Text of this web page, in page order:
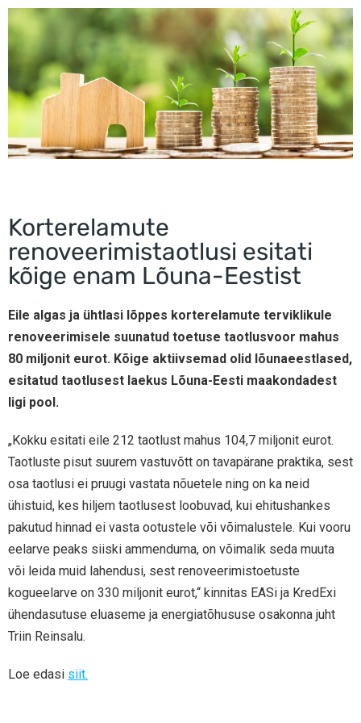
Korterelamute
renoveerimistaotlusi esitati
kõige enam Lõuna-Eestist
Eile algas ja ühtlasi lõppes korterelamute terviklikule
renoveerimisele suunatud toetuse taotlusvoor mahus
80 miljonit eurot. Kõige aktiivsemad olid lõunaeestlased,
esitatud taotlusest laekus Lõuna-Eesti maakondadest
ligi pool.
„Kokku esitati eile 212 taotlust mahus 104,7 miljonit eurot.
Taotluste pisut suurem vastuvõtt on tavapärane praktika, sest
osa taotlusi ei pruugi vastata nõuetele ning on ka neid
ühistuid, kes hiljem taotlusest loobuvad, kui ehitushankes
pakutud hinnad ei vasta ootustele või võimalustele. Kui vooru
eelarve peaks siiski ammenduma, on võimalik seda muuta
või leida muid lahendusi, sest renoveerimistoetuste
kogueelarve on 330 miljonit eurot,“ kinnitas EASi ja KredExi
ühendasutuse eluaseme ja energiatõhususe osakonna juht
Triin Reinsalu.
Loe edasi siit.